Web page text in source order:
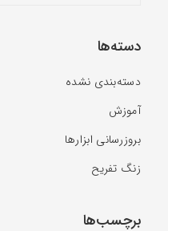
دسته‌ها
دسته‌بندی نشده
آموزش
بروزرسانی ابزارها
زنگ تفریح
برچسب‌ها